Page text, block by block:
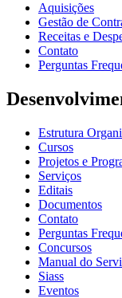
Aquisições
Gestão de
Receitas e
Contato
Perguntas
Estrutura
Cursos
Projetos e
Serviços
Editais
Documentos
Contato
Perguntas
Concursos
Manual do
Siass
Eventos